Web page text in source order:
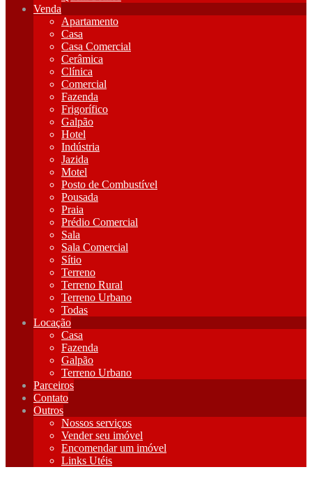
Venda
Apartamento
Casa
Casa Comercial
Cerâmica
Clínica
Comercial
Fazenda
Frigorífico
Galpão
Hotel
Indústria
Jazida
Motel
Posto de Combustível
Pousada
Praia
Prédio Comercial
Sala
Sala Comercial
Sítio
Terreno
Terreno Rural
Terreno Urbano
Todas
Locação
Casa
Fazenda
Galpão
Terreno Urbano
Parceiros
Contato
Outros
Nossos serviços
Vender seu imóvel
Encomendar um imóvel
Links Utéis